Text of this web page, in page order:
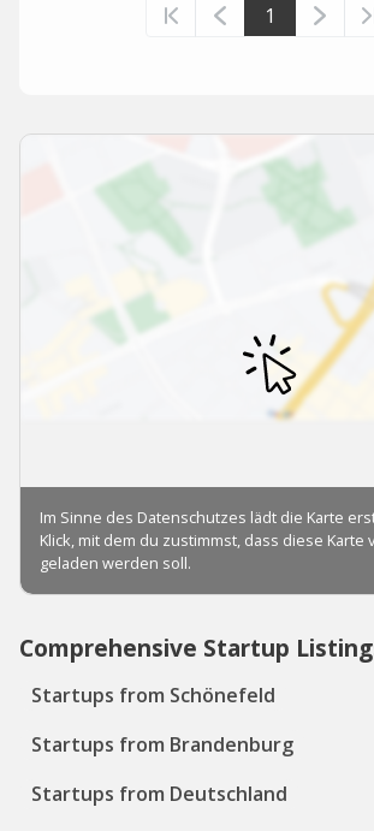
1
Comprehensive Startup
Startups from Schönefeld
Startups from Brandenburg
Startups from Deutschland